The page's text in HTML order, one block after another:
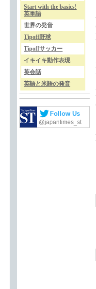
Start with the basics!
英単語
世界の発音
Tipoff野球
Tipoffサッカー
イキイキ動作表現
英会話
英語と米語の発音
Follow Us
@japantimes_st